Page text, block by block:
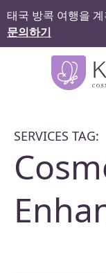
태국 방콕 여행을
문의하기
SERVICES TAG: